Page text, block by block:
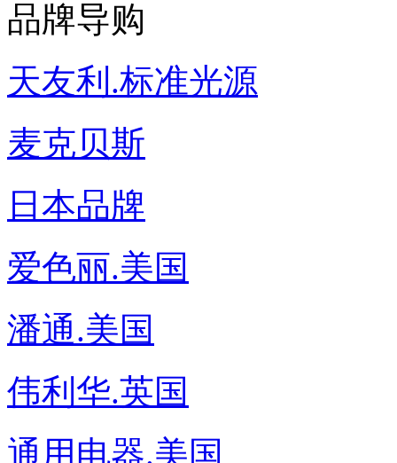
品牌导购
天友利.标准光源
麦克贝斯
日本品牌
爱色丽.美国
潘通.美国
伟利华.英国
通用电器.美国